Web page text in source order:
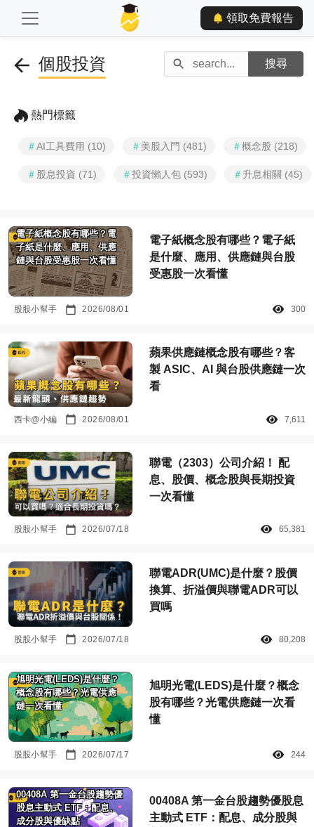
領取免費報告
個股投資
熱門標籤
＃AI工具費用 (10) ＃ 美股入門 (481) ＃概念股 (218)
＃ 股息投資 (71) ＃投資懶人包 (593) ＃ 升息相關 (45)
電子紙概念股有哪些？電
子紙是什麼、應用、供應
鏈與台股受惠股一次看懂
電子紙概念股有哪些？電子紙
是什麼、應用、供應鏈與台股
受惠股一次看懂
股股小幫手 2026/08/01 300
蘋果供應鏈概念股有哪些？客
製 ASIC、AI 與台股供應鏈一次
看
西卡@小編 2026/08/01 7,611
聯電（2303）公司介紹！ 配
息、股價、概念股與長期投資
一次看懂
股股小幫手 2026/07/18 65,381
聯電ADR(UMC)是什麼？股價
換算、折溢價與聯電ADR可以
買嗎
股股小幫手 2026/07/18 80,208
旭明光電(LEDS)是什麼？
概念股有哪些？光電供應
鏈一次看懂
旭明光電(LEDS)是什麼？概念
股有哪些？光電供應鏈一次看
懂
股股小幫手 2026/07/17 244
00408A 第一金台股趨勢優
股息主動式 ETF：配息、
成分股與優缺點
00408A 第一金台股趨勢優股息
主動式 ETF：配息、成分股與